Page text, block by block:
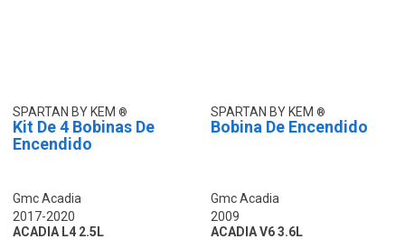
SPARTAN BY KEM
Kit De 4 Bobinas De
Encendido
Gmc Acadia
2017-2020
ACADIA L4 2.5L
SPARTAN BY KEM
Bobina De Encendido
Gmc Acadia
2009
ACADIA V6 3.6L